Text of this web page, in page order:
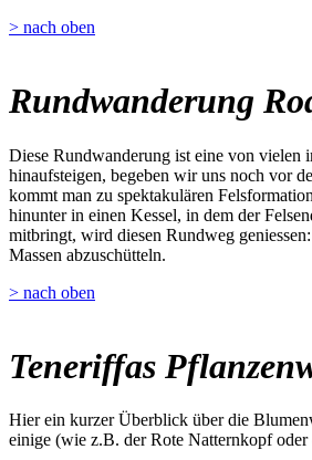
> nach oben
Rundwanderung
Diese Rundwanderung ist eine von vielen
hinaufsteigen, begeben wir uns noch vor
kommt man zu spektakulären
hinunter in einen Kessel, in dem der
mitbringt, wird diesen Rundweg
Massen abzuschütteln.
> nach oben
Teneriffas
Hier ein kurzer Überblick über die
einige (wie z.B. der Rote Natternkopf